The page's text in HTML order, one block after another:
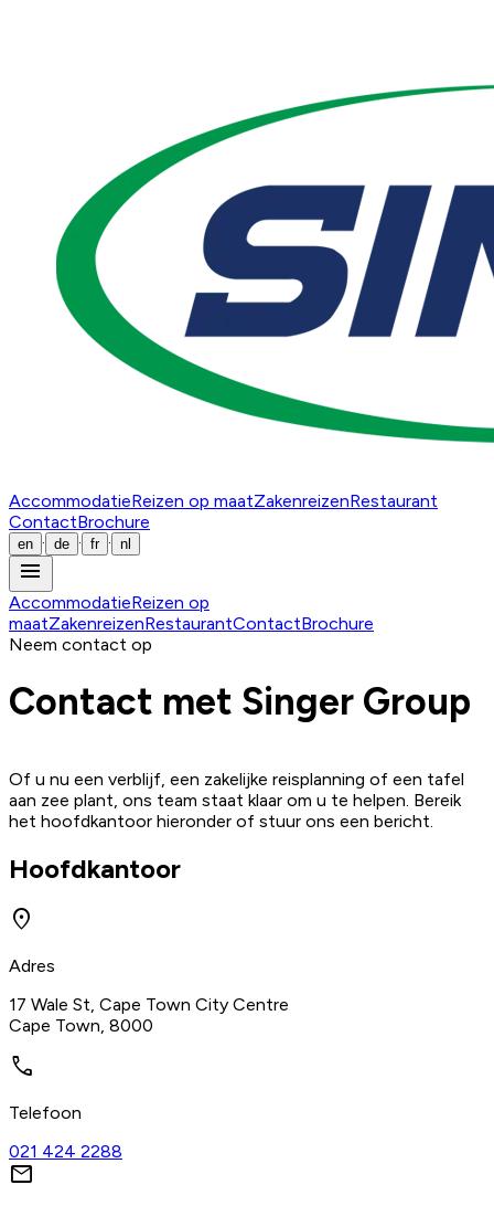
AccommodatieReizen op maatZakenreizenRestaurant
ContactBrochure
en · de · fr · nl
menu
AccommodatieReizen op
maatZakenreizenRestaurantContactBrochure
Neem contact op
Contact met Singer Group
Of u nu een verblijf, een zakelijke reisplanning of een tafel
aan zee plant, ons team staat klaar om u te helpen. Bereik
het hoofdkantoor hieronder of stuur ons een bericht.
Hoofdkantoor
location_on
Adres
17 Wale St, Cape Town City Centre
Cape Town, 8000
call
Telefoon
021 424 2288
mail